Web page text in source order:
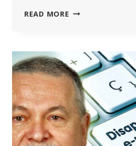
READ MORE VARFÖR
BARN
FORTFARANDE
OLICENSIERADE
COVID-
VACCIN?